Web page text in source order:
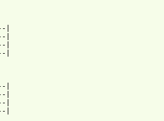
|
|
|
|
|
|
|
|